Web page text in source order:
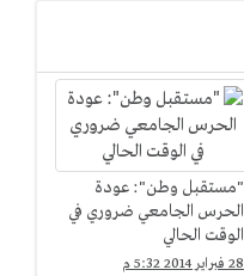
"مستقبل وطن": عودة
الحرس الجامعي ضروري في
الوقت الحالي
28 فبراير 2014 5:32 م